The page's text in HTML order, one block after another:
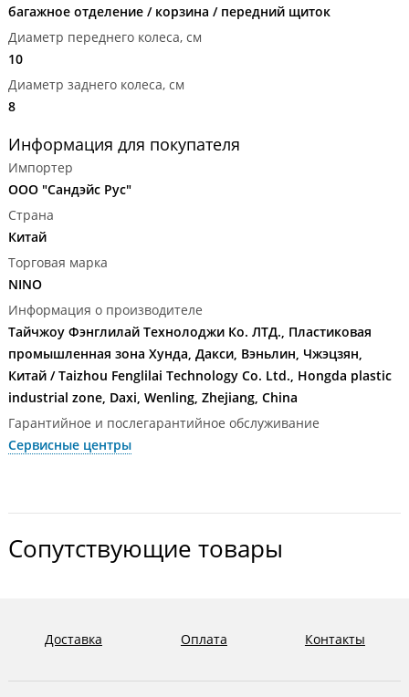
багажное отделение / корзина / передний щиток
Диаметр переднего колеса, см
10
Диаметр заднего колеса, см
8
Информация для покупателя
Импортер
ООО "Сандэйс Рус"
Страна
Китай
Торговая марка
NINO
Информация о производителе
Тайчжоу Фэнглилай Технолоджи Ко. ЛТД., Пластиковая
промышленная зона Хунда, Дакси, Вэньлин, Чжэцзян,
Китай / Taizhou Fenglilai Technology Co. Ltd., Hongda plastic
industrial zone, Daxi, Wenling, Zhejiang, China
Гарантийное и послегарантийное обслуживание
Сервисные центры
Сопутствующие товары
Доставка Оплата Контакты